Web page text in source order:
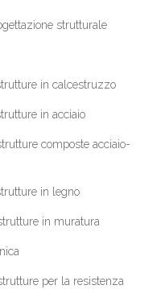
strutturale
in calcestruzzo
in acciaio
composte acciaio-
in legno
in muratura
per la resistenza